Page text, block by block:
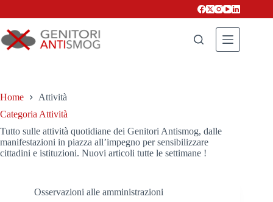
Home
Attività
Categoria Attività
Tutto sulle attività quotidiane dei Genitori Antismog, dalle
manifestazioni in piazza all’impegno per sensibilizzare
cittadini e istituzioni. Nuovi articoli tutte le settimane !
Osservazioni alle amministrazioni